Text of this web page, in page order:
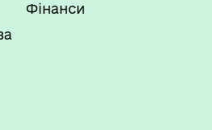
Фінанси